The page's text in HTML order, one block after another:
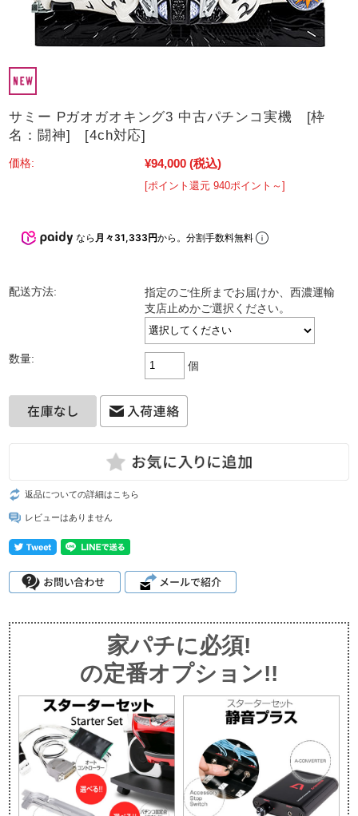
サミー Pガオガオキング3 中古パチンコ実機 [枠
名：闘神] [4ch対応]
価格: ¥94,000 (税込)
[ポイント還元 940ポイント～]
なら 月々31,333円から。分割手数料無料
配送方法:
指定のご住所までお届けか、西濃運輸
支店止めかご選択ください。
数量:
個
返品についての詳細はこちら
レビューはありません
家パチに必須!
の定番オプション!!